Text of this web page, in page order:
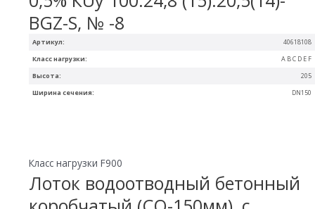
Артикул: 40618108
Ширина сечения: DN150
Высота: 205
Класс нагрузки: A B C D E F
BGZ-S, № -8
Класс нагрузки F900
Лоток водоотводный бетонный